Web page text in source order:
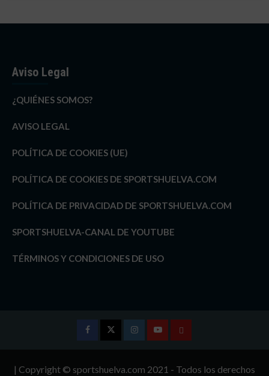
Aviso Legal
¿QUIÉNES SOMOS?
AVISO LEGAL
POLÍTICA DE COOKIES (UE)
POLÍTICA DE COOKIES DE SPORTSHUELVA.COM
POLÍTICA DE PRIVACIDAD DE SPORTSHUELVA.COM
SPORTSHUELVA-CANAL DE YOUTUBE
TÉRMINOS Y CONDICIONES DE USO
InstagramYoutubeTÉRMINOS
| Copyright © sportshuelva.com 2021 - Todos los derechos